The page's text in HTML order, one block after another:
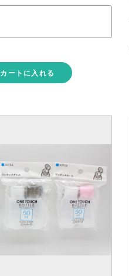
カートに入れる